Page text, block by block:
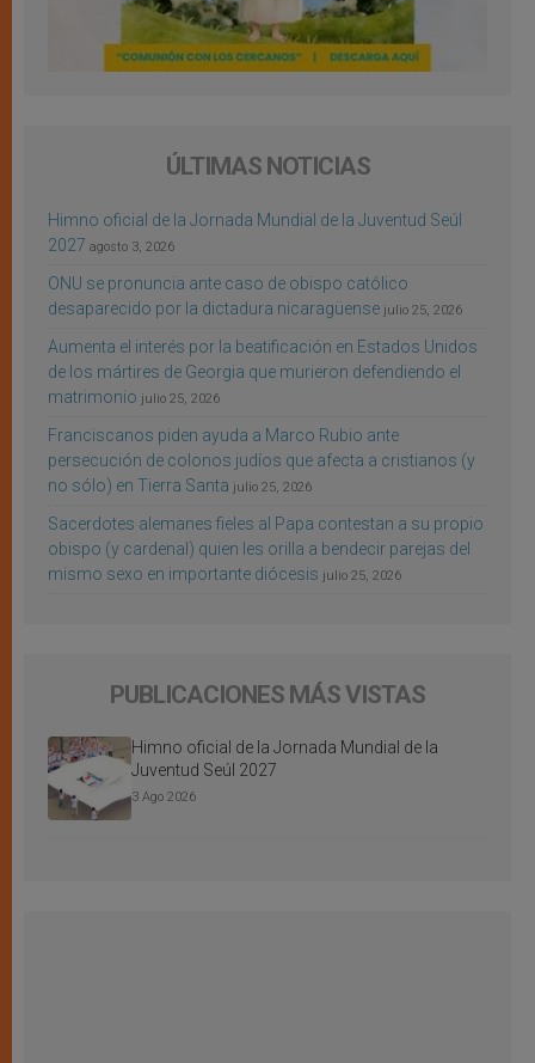
ÚLTIMAS NOTICIAS
Himno oficial de la Jornada Mundial de la Juventud Seúl
2027 agosto 3, 2026
ONU se pronuncia ante caso de obispo católico
desaparecido por la dictadura nicaragüense julio 25, 2026
Aumenta el interés por la beatificación en Estados Unidos
de los mártires de Georgia que murieron defendiendo el
matrimonio julio 25, 2026
Franciscanos piden ayuda a Marco Rubio ante
persecución de colonos judíos que afecta a cristianos (y
no sólo) en Tierra Santa julio 25, 2026
Sacerdotes alemanes fieles al Papa contestan a su propio
obispo (y cardenal) quien les orilla a bendecir parejas del
mismo sexo en importante diócesis julio 25, 2026
PUBLICACIONES MÁS VISTAS
Himno oficial de la Jornada Mundial de la
Juventud Seúl 2027
3 Ago 2026